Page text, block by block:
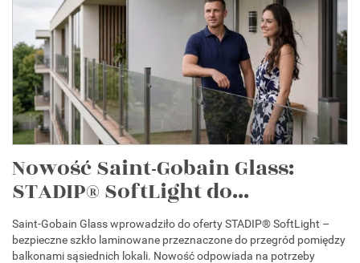
Nowość Saint-Gobain Glass:
STADIP® SoftLight do...
Saint-Gobain Glass wprowadziło do oferty STADIP® SoftLight –
bezpieczne szkło laminowane przeznaczone do przegród pomiędzy
balkonami sąsiednich lokali. Nowość odpowiada na potrzeby